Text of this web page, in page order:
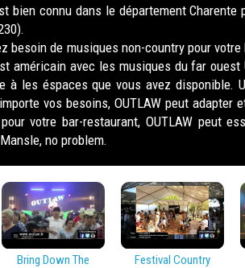
bien connu dans le département
besoin de musiques non-country pour
américain avec les musiques du far
à les éspaces que vous avez disponible.
vos besoins, OUTLAW peut
votre bar-restaurant, OUTLAW peut
no problem.
Bring Down The
Festival Country